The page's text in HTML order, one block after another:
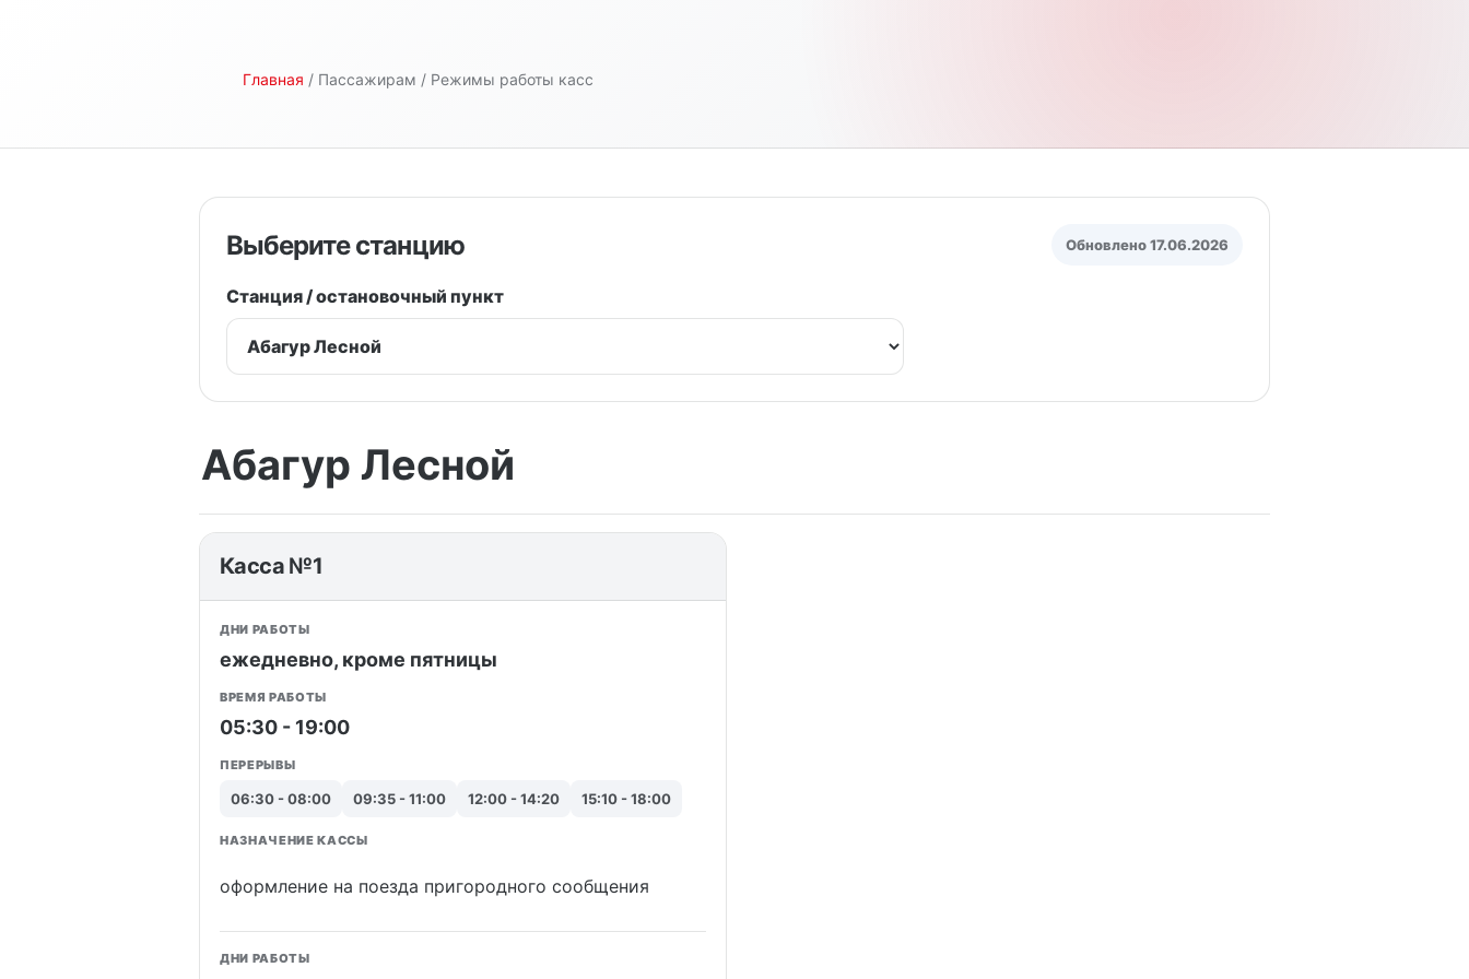
Главная / Пассажирам / Режимы работы касс
Выберите станцию Обновлено 17.06.2026
Станция / остановочный пункт
Абагур Лесной
Касса №1
ДНИ РАБОТЫ
ежедневно, кроме пятницы
ВРЕМЯ РАБОТЫ
05:30 - 19:00
ПЕРЕРЫВЫ
06:30 - 08:00 09:35 - 11:00 12:00 - 14:20 15:10 - 18:00
НАЗНАЧЕНИЕ КАССЫ
оформление на поезда пригородного сообщения
ДНИ РАБОТЫ